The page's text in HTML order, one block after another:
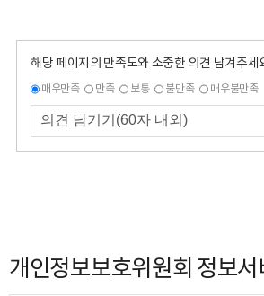
해당 페이지의 만족도와 소중한 의견 남겨주세
매우만족 만족 보통 불만족 매우불만족
개인정보보호위원회 정보